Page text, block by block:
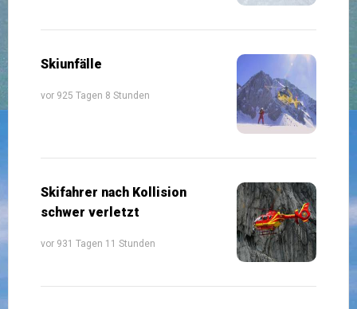
Skiunfälle
vor 925 Tagen 8 Stunden
Skifahrer nach Kollision
schwer verletzt
vor 931 Tagen 11 Stunden